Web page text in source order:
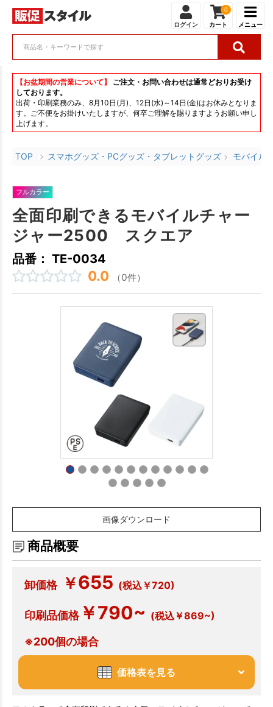
ログイン
0
カート メニュー
【お盆期間の営業について】
ご注文・お問い合わせは通常どおりお受け
しております。
出荷・印刷業務のみ、8月10日(月)、12日(水)～14日(金)はお休みとなりま
す。ご不便をお掛けいたしますが、何卒ご理解を賜りますようお願い申し
上げます。
TOP スマホグッズ・PCグッズ・タブレットグッズ モバイル
フルカラー
全面印刷できるモバイルチャー
ジャー2500 スクエア
品番： TE-0034
0.0 （0件）
画像ダウンロード
商品概要
卸価格 ￥655 (税込￥720)
印刷品価格￥790~ (税込￥869~)
※200個の場合
価格表を見る